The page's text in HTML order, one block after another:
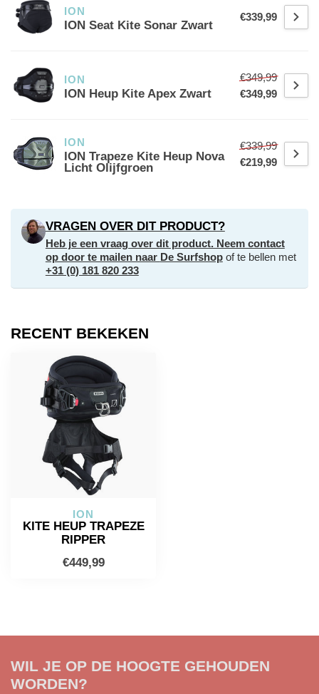
ION
ION Seat Kite Sonar Zwart
€339,99
ION
ION Heup Kite Apex Zwart
€349,99
€349,99
ION
ION Trapeze Kite Heup Nova
Licht Olijfgroen
€339,99
€219,99
VRAGEN OVER DIT PRODUCT?
Heb je een vraag over dit product. Neem contact
op door te mailen naar De Surfshopof te bellen met
+31 (0) 181 820 233
RECENT BEKEKEN
ION
KITE HEUP TRAPEZE
RIPPER
€449,99
WIL JE OP DE HOOGTE GEHOUDEN
WORDEN?